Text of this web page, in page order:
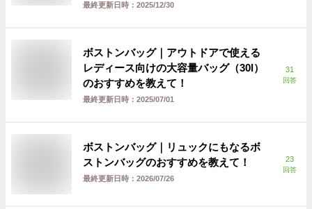
最終更新日時： 2025/12/30
ボストンバッグ｜アウトドアで使える
レディース向けの大容量バッグ（30l）
のおすすめを教えて！
最終更新日時： 2025/07/01
31
回答
ボストンバッグ｜リュックにもなるボ
ストンバッグのおすすめを教えて！
最終更新日時： 2026/07/26
23
回答